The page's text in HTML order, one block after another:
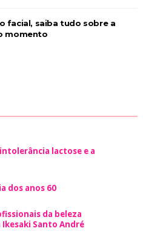
facial, saiba tudo sobre a
momento
lactose e a
dos anos 60
da beleza
Santo André